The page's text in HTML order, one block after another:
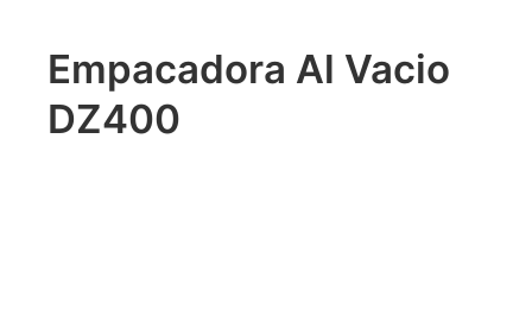
Empacadora Al Vacio
DZ400